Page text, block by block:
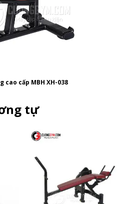
cấp MBH XH-038
tự